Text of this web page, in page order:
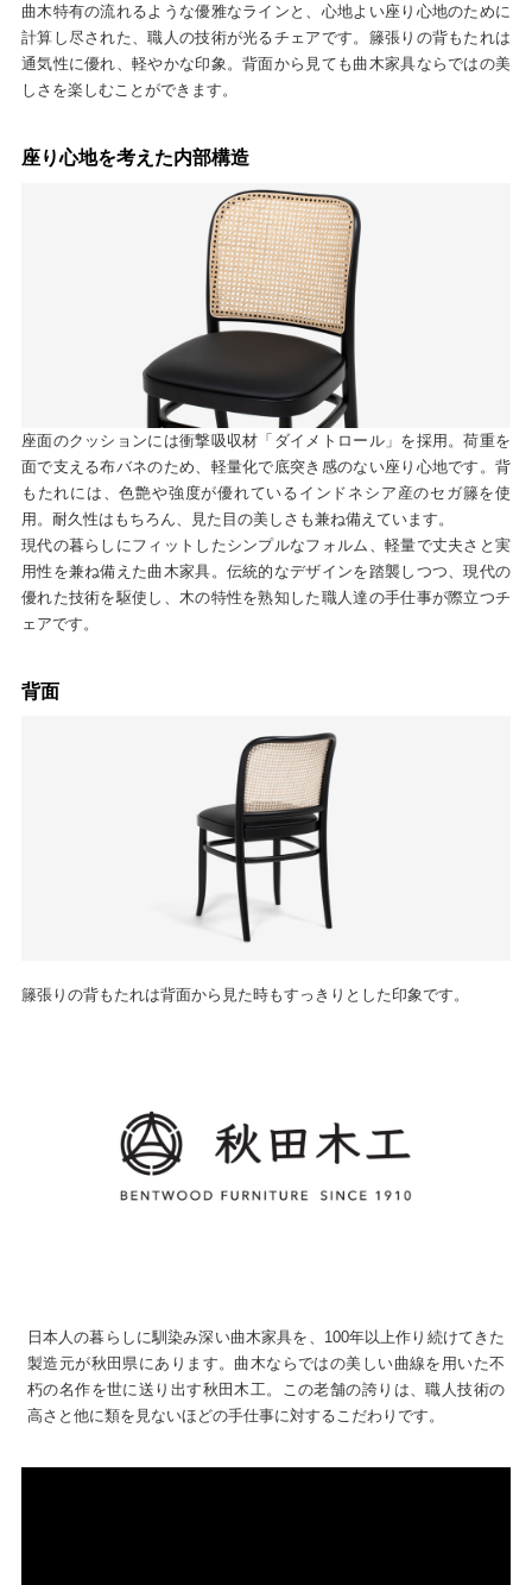
曲木特有の流れるような優雅なラインと、心地よい座り心地のために
計算し尽された、職人の技術が光るチェアです。籐張りの背もたれは
通気性に優れ、軽やかな印象。背面から見ても曲木家具ならではの美
しさを楽しむことができます。
座り心地を考えた内部構造
座面のクッションには衝撃吸収材「ダイメトロール」を採用。荷重を
面で支える布バネのため、軽量化で底突き感のない座り心地です。背
もたれには、色艶や強度が優れているインドネシア産のセガ籐を使
用。耐久性はもちろん、見た目の美しさも兼ね備えています。
現代の暮らしにフィットしたシンプルなフォルム、軽量で丈夫さと実
用性を兼ね備えた曲木家具。伝統的なデザインを踏襲しつつ、現代の
優れた技術を駆使し、木の特性を熟知した職人達の手仕事が際立つチ
ェアです。
背面
籐張りの背もたれは背面から見た時もすっきりとした印象です。
日本人の暮らしに馴染み深い曲木家具を、100年以上作り続けてきた
製造元が秋田県にあります。曲木ならではの美しい曲線を用いた不
朽の名作を世に送り出す秋田木工。この老舗の誇りは、職人技術の
高さと他に類を見ないほどの手仕事に対するこだわりです。